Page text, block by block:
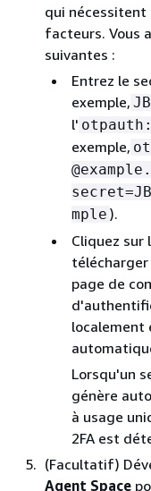
qui
facteurs. Vous
suivantes :
Entrez le
exemple,
l'
exemple,
mple ).
Cliquez
télécharger
page de
localement
Lorsqu'un
génère
à usage
2FA est
(Facultatif)
Agent Space